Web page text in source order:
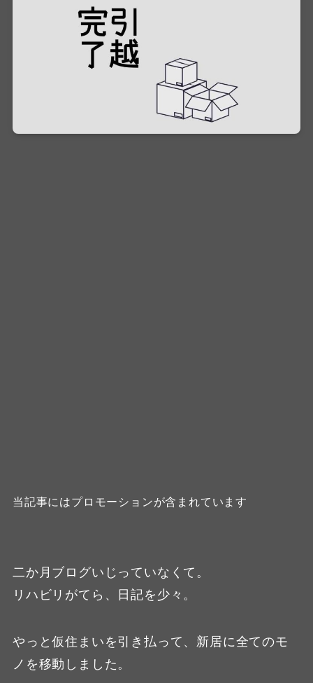
当記事にはプロモーションが含まれています
二か月ブログいじっていなくて。
リハビリがてら、日記を少々。
やっと仮住まいを引き払って、新居に全てのモ
ノを移動しました。